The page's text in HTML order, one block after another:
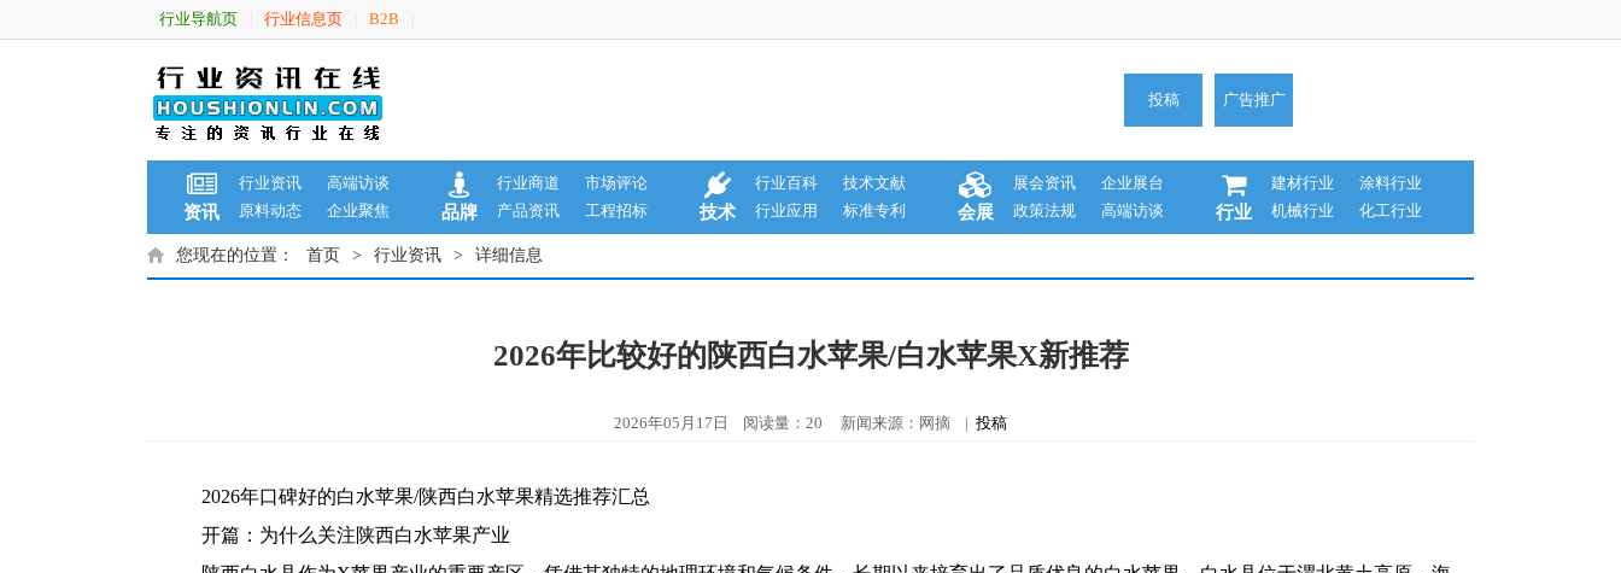
行业导航页 行业信息页 B2B
投稿 广告推广
资讯
行业资讯
高端访谈
原料动态
企业聚焦 品牌
行业商道
市场评论
产品资讯
工程招标 技术
行业百科
技术文献
行业应用
标准专利 会展
展会资讯
企业展台
政策法规
高端访谈 行业
建材行业
涂料行业
机械行业
化工行业
您现在的位置： 首页 > 行业资讯 > 详细信息
2026年比较好的陕西白水苹果/白水苹果X新推荐
2026年05月17日 阅读量：20 新闻来源：网摘 | 投稿
2026年口碑好的白水苹果/陕西白水苹果精选推荐汇总
开篇：为什么关注陕西白水苹果产业